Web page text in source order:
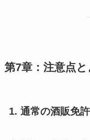
第7章：注意点
1. 通常の酒販免